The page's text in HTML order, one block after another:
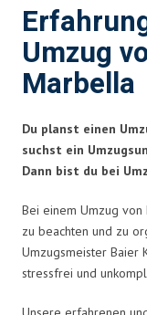
Umzug
Marbella
Du planst einen
suchst ein
Dann bist du bei
Bei einem Umzug
zu beachten und zu
Umzugsmeister Baier
stressfrei und